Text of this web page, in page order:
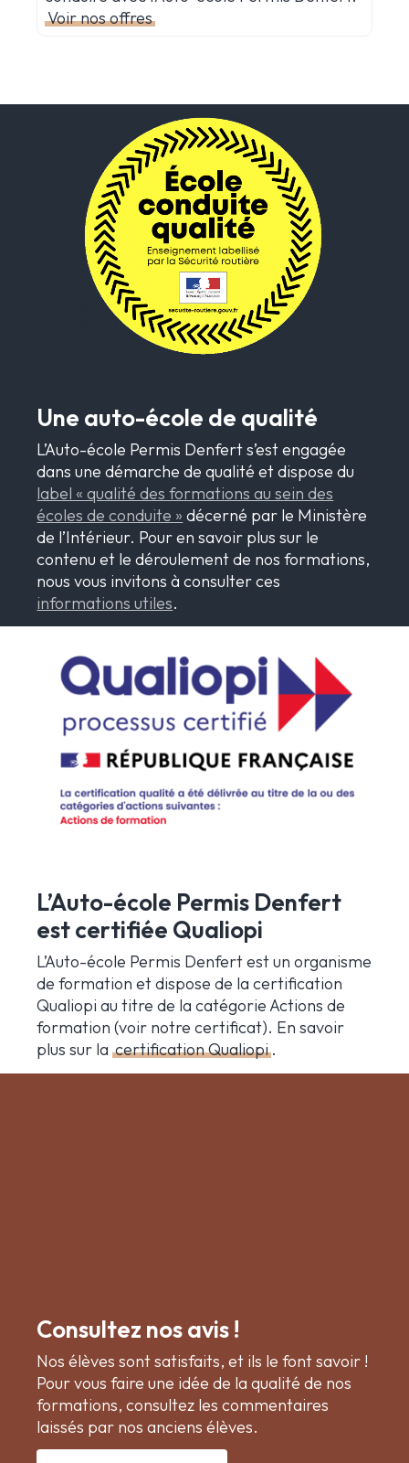
Voir nos offres
Une auto-école de qualité
L’Auto-école Permis Denfert s’est engagée
dans une démarche de qualité et dispose du
label « qualité des formations au sein des
écoles de conduite » décerné par le Ministère
de l’Intérieur. Pour en savoir plus sur le
contenu et le déroulement de nos formations,
nous vous invitons à consulter ces
informations utiles.
L’Auto-école Permis Denfert
est certifiée Qualiopi
L’Auto-école Permis Denfert est un organisme
de formation et dispose de la certification
Qualiopi au titre de la catégorie Actions de
formation (voir notre certificat). En savoir
plus sur lacertification Qualiopi .
Consultez nos avis !
Nos élèves sont satisfaits, et ils le font savoir !
Pour vous faire une idée de la qualité de nos
formations, consultez les commentaires
laissés par nos anciens élèves.